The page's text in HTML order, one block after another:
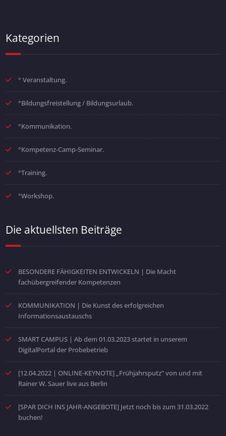
Kategorien
° Veranstaltung.
°Bildungsfreistellung / Bildungsurlaub.
°Kommunikation.
°Kompetenz-Camp-Seminar.
°Training.
°Workshop.
Die aktuellsten Beiträge
BESONDERE FÄHIGKEITEN ENTWICKELN | Die Macht
fachübergreifender Kompetenzen
KOMMUNIKATION | Die Kunst des erfolgreichen
Informationsaustauschs
SMART CAMPUS | Ab dem 01.03.2023 startet in unserem
DigitalPortal der Probebetrieb
[12.04.2022 | ONLINE-KEYNOTE] „Frühjahrsputz“ von und mit
Rainer W. Sauer live aus Berlin
[SPAR DICH INS JAHR-ANGEBOTE] Jetzt noch bis zum 31.03.2022
buchen!